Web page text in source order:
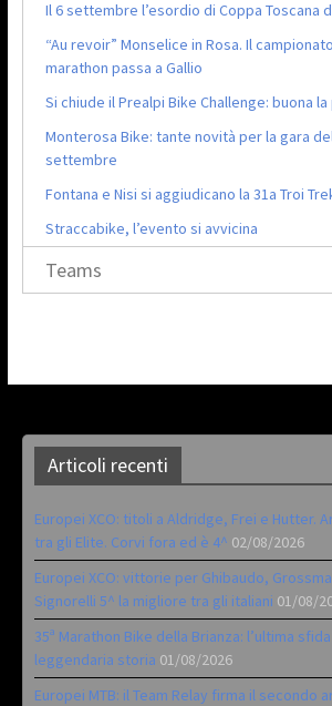
Il 6 settembre l’esordio di Coppa Toscana
“Au revoir” Monselice in Rosa. Il
marathon passa a Gallio
Si chiude il Prealpi Bike Challenge: buona la
Monterosa Bike: tante novità per la gara
settembre
Fontana e Nisi si aggiudicano la 31a Troi
Straccabike, l’evento si avvicina
Teams
Articoli recenti
Europei XCO: titoli a Aldridge, Frei e Hutter.
tra gli Elite. Corvi fora ed è 4^ 02/08/2026
Europei XCO: vittorie per Ghibaudo,
Signorelli 5^ la migliore tra gli italiani 01/08/
35ª Marathon Bike della Brianza: l’ultima
leggendaria storia 01/08/2026
Europei MTB: il Team Relay firma il secondo